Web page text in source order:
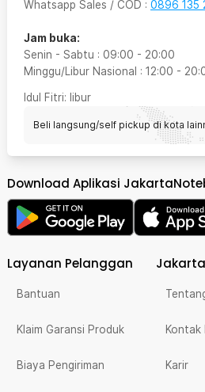
Whatsapp Sales / COD : 0896 135
Jam buka:
Senin - Sabtu : 09:00 - 20:00
Minggu/Libur Nasional : 12:00 -
Idul Fitri: libur
Beli langsung/self pickup di kota
Download Aplikasi
Layanan Pelanggan
Bantuan
Klaim Garansi Produk
Biaya Pengiriman
Kontak
Karir